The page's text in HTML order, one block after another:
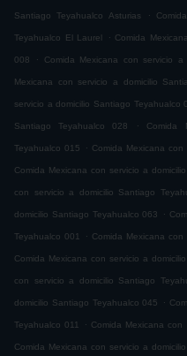
Santiago Teyahualco Asturias .
Teyahualco El Laurel . Comida
008 . Comida Mexicana con servicio
Mexicana con servicio a domicilio
servicio a domicilio Santiago Teyahualco
Santiago Teyahualco 028 . Comida
Teyahualco 015 . Comida Mexicana
Comida Mexicana con servicio a
con servicio a domicilio Santiago
domicilio Santiago Teyahualco 063 .
Teyahualco 001 . Comida Mexicana
Comida Mexicana con servicio a
con servicio a domicilio Santiago
domicilio Santiago Teyahualco 045 .
Teyahualco 011 . Comida Mexicana
Comida Mexicana con servicio a